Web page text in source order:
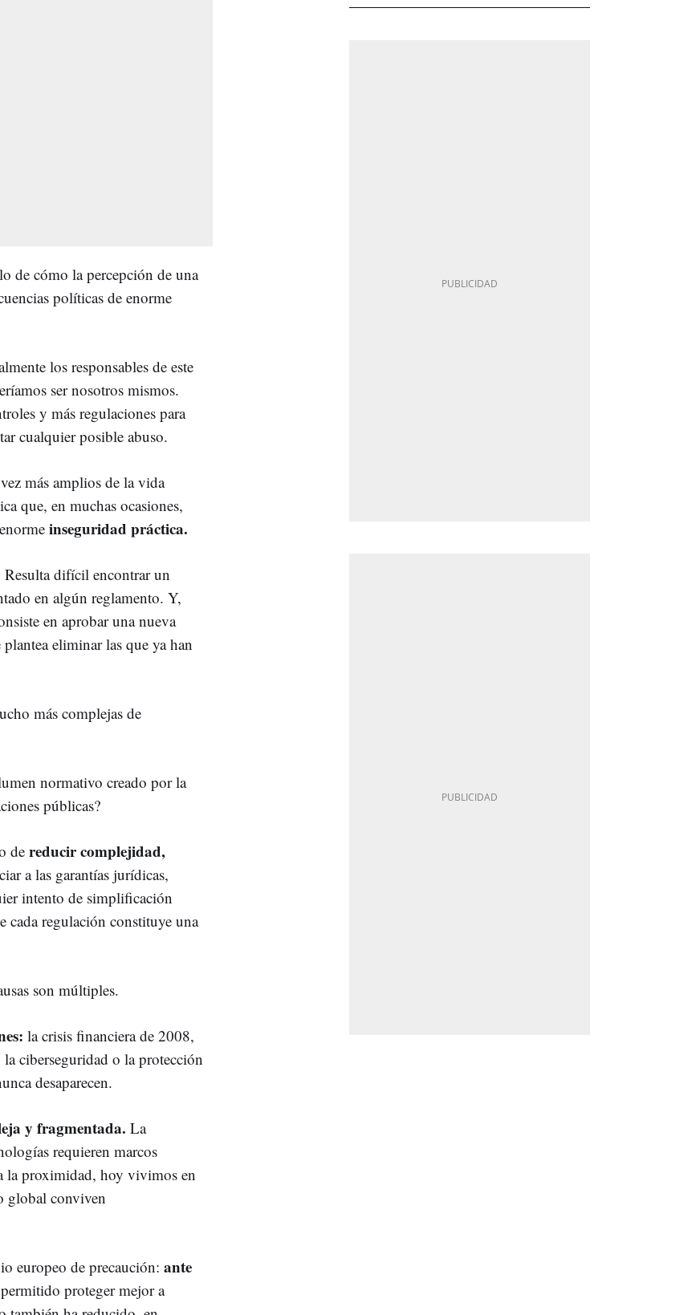
de cómo la percepción de una
políticas de enorme
los responsables de este
ser nosotros mismos.
y más regulaciones para
cualquier posible abuso.
más amplios de la vida
que, en muchas ocasiones,
inseguridad práctica.
Resulta difícil encontrar un
en algún reglamento. Y,
en aprobar una nueva
eliminar las que ya han
más complejas de
normativo creado por la
públicas?
de reducir complejidad,
a las garantías jurídicas,
intento de simplificación
cada regulación constituye una
son múltiples.
la crisis financiera de 2008,
ciberseguridad o la protección
desaparecen.
y fragmentada. La
requieren marcos
la proximidad, hoy vivimos en
global conviven
europeo de precaución: ante
proteger mejor a